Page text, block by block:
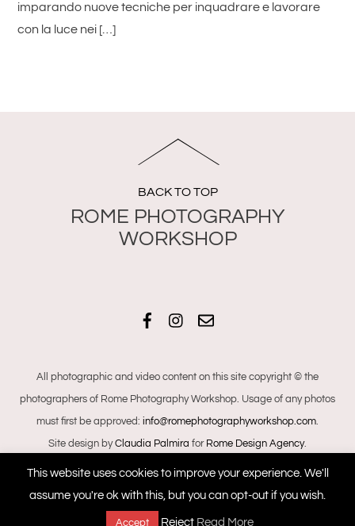
imparando nuove tecniche per inquadrare e lavorare
con la luce nei […]
BACK TO TOP
Facebook
Instagram
All photographic and video content on this site copyright © the
photographers of Rome Photography Workshop. Usage of any photos
must first be approved: info@romephotographyworkshop.com.
Site design byClaudia Palmira for Rome Design Agency.
+393468040444
This website uses cookies to improve your experience. We'll
assume you're ok with this, but you can opt-out if you wish.
Accept Reject Read More